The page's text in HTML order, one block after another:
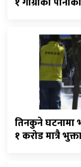
तिनकुने घटनामा
१ करोड मात्रै